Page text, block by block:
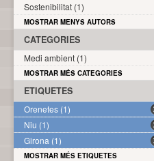
Sostenibilitat (1)
MOSTRAR MENYS AUTORS
CATEGORIES
Medi ambient (1)
MOSTRAR MÉS CATEGORIES
ETIQUETES
Orenetes (1)
Niu (1)
Girona (1)
MOSTRAR MÉS ETIQUETES